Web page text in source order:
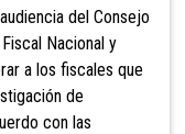
del Consejo
Nacional y
a los fiscales que
de
con las